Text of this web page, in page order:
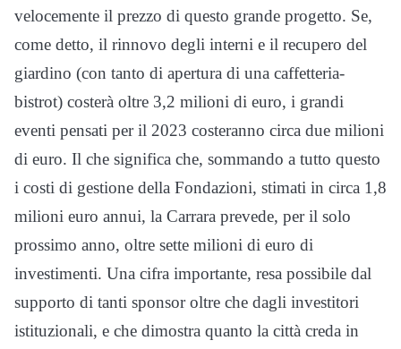
velocemente il prezzo di questo grande progetto. Se,
come detto, il rinnovo degli interni e il recupero del
giardino (con tanto di apertura di una caffetteria-
bistrot) costerà oltre 3,2 milioni di euro, i grandi
eventi pensati per il 2023 costeranno circa due milioni
di euro. Il che significa che, sommando a tutto questo
i costi di gestione della Fondazioni, stimati in circa 1,8
milioni euro annui, la Carrara prevede, per il solo
prossimo anno, oltre sette milioni di euro di
investimenti. Una cifra importante, resa possibile dal
supporto di tanti sponsor oltre che dagli investitori
istituzionali, e che dimostra quanto la città creda in